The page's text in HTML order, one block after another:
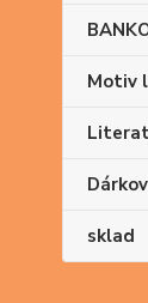
Motiv
sklad